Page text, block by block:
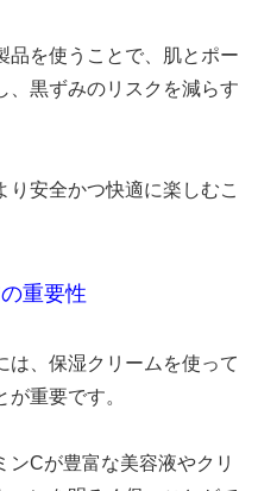
品を使うことで、肌とポー
、黒ずみのリスクを減らす
り安全かつ快適に楽しむこ
重要性
は、保湿クリームを使って
重要です。
ンCが豊富な美容液やクリ